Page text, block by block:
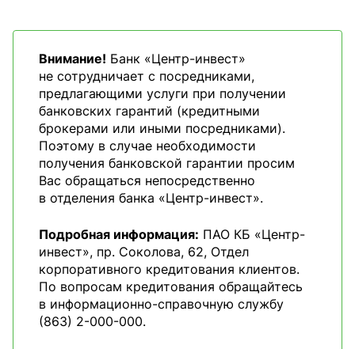
Внимание! Банк «Центр-инвест»
не сотрудничает с посредниками,
предлагающими услуги при получении
банковских гарантий (кредитными
брокерами или иными посредниками).
Поэтому в случае необходимости
получения банковской гарантии просим
Вас обращаться непосредственно
в отделения банка «Центр-инвест».
Подробная информация: ПАО КБ «Центр-
инвест», пр. Соколова, 62, Отдел
корпоративного кредитования клиентов.
По вопросам кредитования обращайтесь
в информационно-справочную службу
(863) 2-000-000.